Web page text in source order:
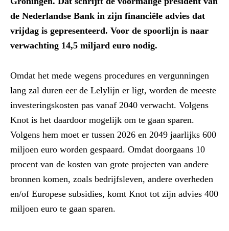
de Nederlandse Bank in zijn financiële advies dat
vrijdag is gepresenteerd. Voor de spoorlijn is naar
verwachting 14,5 miljard euro nodig.
Omdat het mede wegens procedures en vergunningen
lang zal duren eer de Lelylijn er ligt, worden de meeste
investeringskosten pas vanaf 2040 verwacht. Volgens
Knot is het daardoor mogelijk om te gaan sparen.
Volgens hem moet er tussen 2026 en 2049 jaarlijks 600
miljoen euro worden gespaard. Omdat doorgaans 10
procent van de kosten van grote projecten van andere
bronnen komen, zoals bedrijfsleven, andere overheden
en/of Europese subsidies, komt Knot tot zijn advies 400
miljoen euro te gaan sparen.